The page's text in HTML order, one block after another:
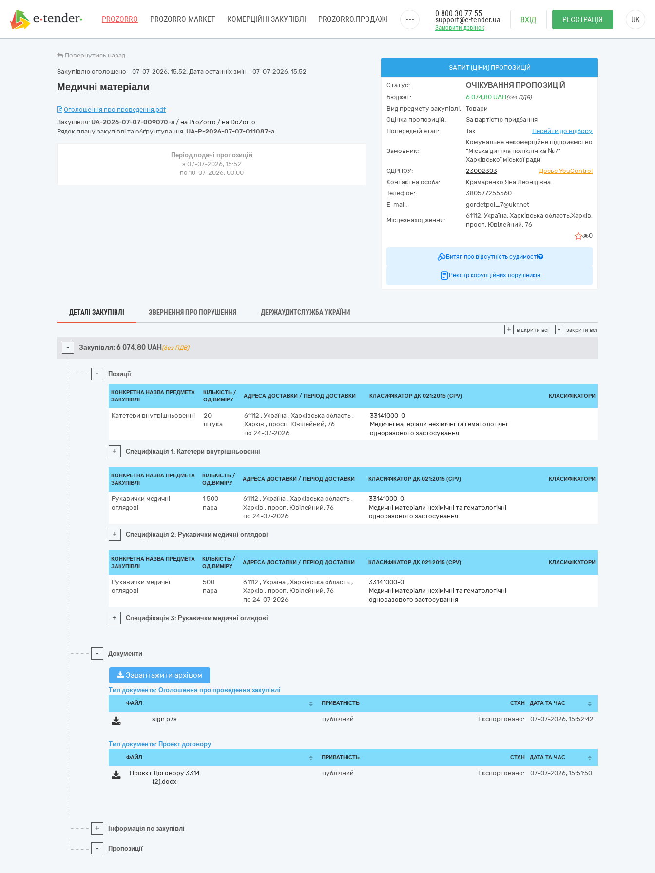
PROZORRO PROZORRO MARKET КОМЕРЦІЙНІ ЗАКУПІВЛІ PROZORRO.ПРОДАЖІ
Замовити дзвінок
0 800 30 77 55
support@e-tender.ua ВХІД РЕЄСТРАЦІЯ UK
Повернутись назад
Закупівлю оголошено - 07-07-2026, 15:52. Дата останніх змін - 07-07-2026, 15:52
Медичні матеріали
Оголошення про проведення.pdf
Закупівля: UA-2026-07-07-009070-a / на ProZorro / на DoZorro
Рядок плану закупівлі та обґрунтування: UA-P-2026-07-07-011087-a
Період подачі пропозицій
з 07-07-2026, 15:52
по 10-07-2026, 00:00
ЗАПИТ (ЦІНИ) ПРОПОЗИЦІЙ
Статус: ОЧІКУВАННЯ ПРОПОЗИЦІЙ
Бюджет: 6 074,80 UAH(без ПДВ)
Вид предмету закупівлі:
Товари
Оцінка пропозицій:
За вартістю придбання
Попередній етап:
Так Перейти до відбору
Замовник:
Комунальне некомерційне підприємство
"Міська дитяча поліклініка №7"
Харківської міської ради
ЄДРПОУ:
23002303
Досьє YouControl
Контактна особа:
Крамаренко Яна Леонідівна
Телефон:
380577255560
E-mail:
gordetpol_7@ukr.net
Місцезнаходження:
61112, Україна, Харківська область,Харків,
просп. Ювілейний, 76
0
Витяг про відсутність судимості
Реєстр корупційних порушників
ДЕТАЛІ ЗАКУПІВЛІ ЗВЕРНЕННЯ ПРО ПОРУШЕННЯ ДЕРЖАУДИТСЛУЖБА УКРАЇНИ
+ відкрити всі - закрити всі
- Закупівля: 6 074,80 UAH (без ПДВ)
- Позиції
КОНКРЕТНА НАЗВА ПРЕДМЕТА
ЗАКУПІВЛІ
КІЛЬКІСТЬ /
ОД.ВИМІРУ
АДРЕСА ДОСТАВКИ / ПЕРІОД ДОСТАВКИ КЛАСИФІКАТОР ДК 021:2015 (CPV) КЛАСИФІКАТОРИ
Катетери внутрішньовенні
20
штука
61112 , Україна , Харківська область ,
Харків , просп. Ювілейний, 76
по 24-07-2026
33141000-0
Медичні матеріали нехімічні та гематологічні
одноразового застосування
+ Специфікація 1: Катетери внутрішньовенні
КОНКРЕТНА НАЗВА ПРЕДМЕТА
ЗАКУПІВЛІ
КІЛЬКІСТЬ /
ОД.ВИМІРУ
АДРЕСА ДОСТАВКИ / ПЕРІОД ДОСТАВКИ КЛАСИФІКАТОР ДК 021:2015 (CPV) КЛАСИФІКАТОРИ
Рукавички медичні
оглядові
1 500
пара
61112 , Україна , Харківська область ,
Харків , просп. Ювілейний, 76
по 24-07-2026
33141000-0
Медичні матеріали нехімічні та гематологічні
одноразового застосування
+ Специфікація 2: Рукавички медичні оглядові
КОНКРЕТНА НАЗВА ПРЕДМЕТА
ЗАКУПІВЛІ
КІЛЬКІСТЬ /
ОД.ВИМІРУ
АДРЕСА ДОСТАВКИ / ПЕРІОД ДОСТАВКИ КЛАСИФІКАТОР ДК 021:2015 (CPV) КЛАСИФІКАТОРИ
Рукавички медичні
оглядові
500
пара
61112 , Україна , Харківська область ,
Харків , просп. Ювілейний, 76
по 24-07-2026
33141000-0
Медичні матеріали нехімічні та гематологічні
одноразового застосування
+ Специфікація 3: Рукавички медичні оглядові
- Документи
Завантажити архівом
Тип документа: Оголошення про проведення закупівлі
ФАЙЛ ПРИВАТНІСТЬ СТАН ДАТА ТА ЧАС
sign.p7s публічний Експортовано: 07-07-2026, 15:52:42
Тип документа: Проект договору
ФАЙЛ ПРИВАТНІСТЬ СТАН ДАТА ТА ЧАС
Проєкт Договору 3314
(2).docx
публічний Експортовано: 07-07-2026, 15:51:50
+ Інформація по закупівлі
- Пропозиції